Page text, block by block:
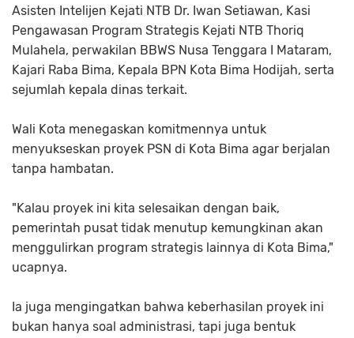
Asisten Intelijen Kejati NTB Dr. Iwan Setiawan, Kasi
Pengawasan Program Strategis Kejati NTB Thoriq
Mulahela, perwakilan BBWS Nusa Tenggara I Mataram,
Kajari Raba Bima, Kepala BPN Kota Bima Hodijah, serta
sejumlah kepala dinas terkait.
Wali Kota menegaskan komitmennya untuk
menyukseskan proyek PSN di Kota Bima agar berjalan
tanpa hambatan.
"Kalau proyek ini kita selesaikan dengan baik,
pemerintah pusat tidak menutup kemungkinan akan
menggulirkan program strategis lainnya di Kota Bima,"
ucapnya.
Ia juga mengingatkan bahwa keberhasilan proyek ini
bukan hanya soal administrasi, tapi juga bentuk